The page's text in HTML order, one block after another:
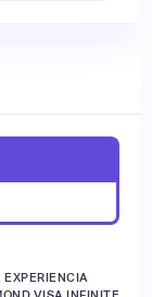
EXPERIENCIA
VISA INFINITE